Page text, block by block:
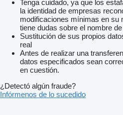
Tenga cuidado, ya que los
la identidad de empresas
modificaciones mínimas en su
tiene dudas sobre el nombre
Sustitución de sus propios
real
Antes de realizar una
datos especificados sean
en cuestión.
¿Detectó algún fraude?
Infórmenos de lo sucedido